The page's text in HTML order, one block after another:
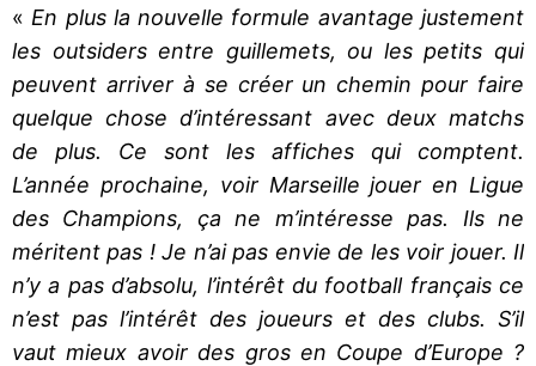
« En plus la nouvelle formule avantage justement
les outsiders entre guillemets, ou les petits qui
peuvent arriver à se créer un chemin pour faire
quelque chose d’intéressant avec deux matchs
de plus. Ce sont les affiches qui comptent.
L’année prochaine, voir Marseille jouer en Ligue
des Champions, ça ne m’intéresse pas. Ils ne
méritent pas ! Je n’ai pas envie de les voir jouer. Il
n’y a pas d’absolu, l’intérêt du football français ce
n’est pas l’intérêt des joueurs et des clubs. S’il
vaut mieux avoir des gros en Coupe d’Europe ?